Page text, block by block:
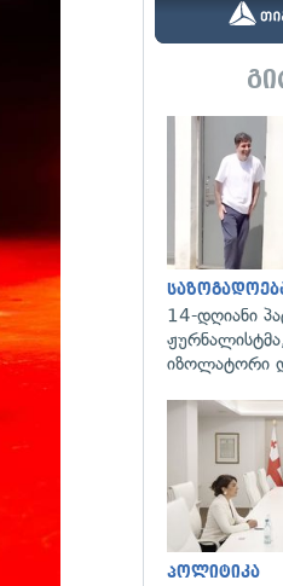
14-დღიანი
იზოლატორი
პოლიტიკა